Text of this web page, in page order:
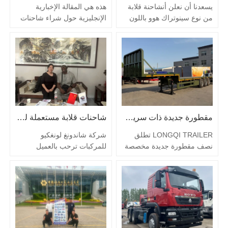
هذه هي المقالة الإخبارية
الإنجليزية حول شراء شاحنات
عملاء أفارقة للمصنع وطلب
رأسين جرار HOWO NX
مستعملين في 9 يونيو 2026،
قام عملاء…
يسعدنا أن نعلن أنشاحنة قلابة
من نوع سينوتراك هوو باللون
الانتهاء منه للتو وتم إضافته
رسميًا إلى مخزون الشاحنات
المستعملة لدينا. هذه الشاحنة
القلابة مزودة بـمحرك ديزل
أصلي من سينوتراك بقوة 371
حصانالاعتماد على ذلكمعيار
الانبعاثات الصيني الثانيإنتاج
طاقة مستقر،…
شاحنات قلابة مستعملة للبيع
شركة شاندونغ لونغكيو
للمركبات ترحب بالعميل
الناجحة وتوقيع الطلب: تم ​​تأكيد
شراء جرارين وشاحنتين
قلابتين. ليانغشان، شاندونغ،
الصين – 30 أبريل 2026 في
30 أبريل 2026، استضافت
شركة شاندونغ لونغكيو
مقطورة جديدة ذات سرير منخفض بثلاثة محاور
LONGQI TRAILER تطلق
نصف مقطورة جديدة مخصصة
متعدد الاستخدامات ليانغشان،
الصين – 1 مايو 2026أعلنت
شركة LONGQI TRAILER،
وهي شركة رائدة في تصنيع
حلول المركبات التجارية
المتخصصة، اليوم عن إطلاق